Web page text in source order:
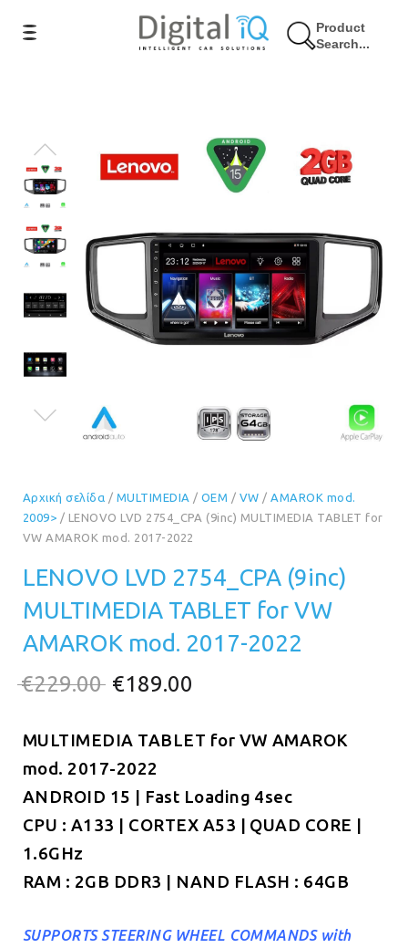
Product
Search...
17% Έκπτωση
Αρχική σελίδα / MULTIMEDIA / OEM / VW /AMAROK mod.
2009> / LENOVO LVD 2754_CPA (9inc) MULTIMEDIA TABLET for
VW AMAROK mod. 2017-2022
LENOVO LVD 2754_CPA (9inc)
MULTIMEDIA TABLET for VW
AMAROK mod. 2017-2022
€229.00 Original
was:
€229.00.
€189.00
τιμή
€189.00.
MULTIMEDIA TABLET for VW AMAROK
mod. 2017-2022
ANDROID 15 | Fast Loading 4sec
CPU : A133 | CORTEX A53 | QUAD CORE |
1.6GHz
RAM : 2GB DDR3 | NAND FLASH : 64GB
SUPPORTS STEERING WHEEL COMMANDS with